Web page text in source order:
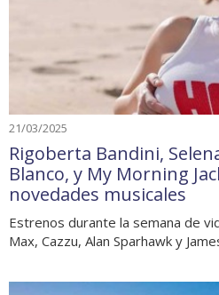
21/03/2025
Rigoberta Bandini,
Blanco, y My Morning
novedades musicales
Estrenos durante la semana de
Max, Cazzu, Alan Sparhawk y